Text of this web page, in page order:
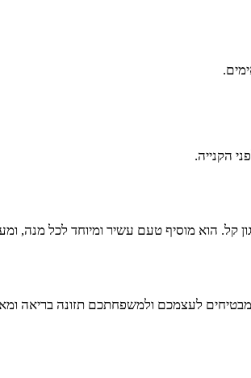
הקנייה.
קל. הוא מוסיף טעם עשיר ומיוחד לכל מנה,
לעצמכם ולמשפחתכם תזונה בריאה